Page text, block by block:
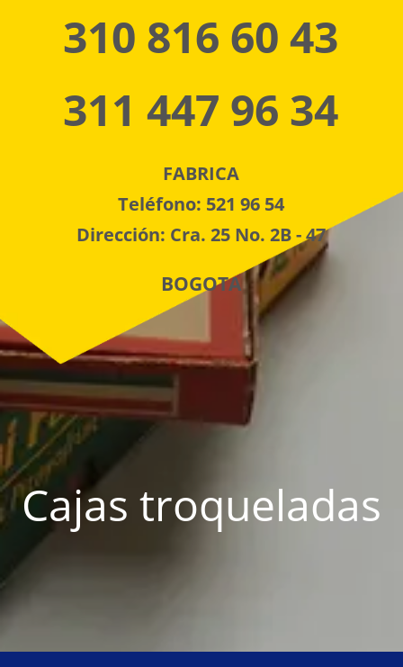
310 816 60 43
311 447 96 34
FABRICA
Teléfono: 521 96 54
Dirección: Cra. 25 No. 2B - 47
BOGOTA
Cajas troqueladas